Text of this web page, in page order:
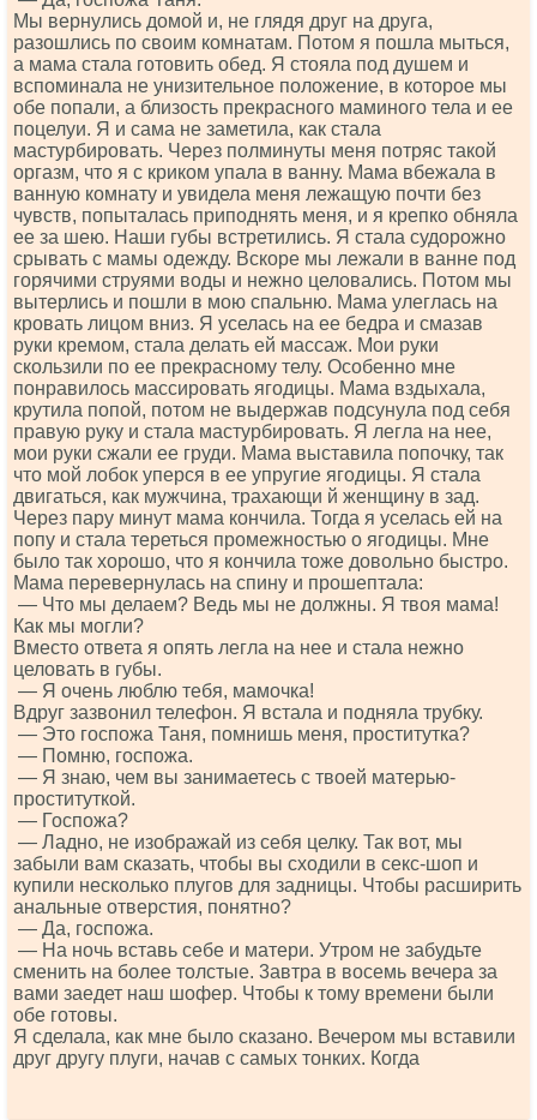
Мы вернулись домой и, не глядя друг на друга,
разошлись по своим комнатам. Потом я пошла мыться,
а мама стала готовить обед. Я стояла под душем и
вспоминала не унизительное положение, в которое мы
обе попали, а близость прекрасного маминого тела и ее
поцелуи. Я и сама не заметила, как стала
мастурбировать. Через полминуты меня потряс такой
оргазм, что я с криком упала в ванну. Мама вбежала в
ванную комнату и увидела меня лежащую почти без
чувств, попыталась приподнять меня, и я крепко обняла
ее за шею. Наши губы встретились. Я стала судорожно
срывать с мамы одежду. Вскоре мы лежали в ванне под
горячими струями воды и нежно целовались. Потом мы
вытерлись и пошли в мою спальню. Мама улеглась на
кровать лицом вниз. Я уселась на ее бедра и смазав
руки кремом, стала делать ей массаж. Мои руки
скользили по ее прекрасному телу. Особенно мне
понравилось массировать ягодицы. Мама вздыхала,
крутила попой, потом не выдержав подсунула под себя
правую руку и стала мастурбировать. Я легла на нее,
мои руки сжали ее груди. Мама выставила попочку, так
что мой лобок уперся в ее упругие ягодицы. Я стала
двигаться, как мужчина, трахающи й женщину в зад.
Через пару минут мама кончила. Тогда я уселась ей на
попу и стала тереться промежностью о ягодицы. Мне
было так хорошо, что я кончила тоже довольно быстро.
Мама перевернулась на спину и прошептала:
— Что мы делаем? Ведь мы не должны. Я твоя мама!
Как мы могли?
Вместо ответа я опять легла на нее и стала нежно
целовать в губы.
— Я очень люблю тебя, мамочка!
Вдруг зазвонил телефон. Я встала и подняла трубку.
— Это госпожа Таня, помнишь меня, проститутка?
— Помню, госпожа.
— Я знаю, чем вы занимаетесь с твоей матерью-
проституткой.
— Госпожа?
— Ладно, не изображай из себя целку. Так вот, мы
забыли вам сказать, чтобы вы сходили в секс-шоп и
купили несколько плугов для задницы. Чтобы расширить
анальные отверстия, понятно?
— Да, госпожа.
— На ночь вставь себе и матери. Утром не забудьте
сменить на более толстые. 3автра в восемь вечера за
вами заедет наш шофер. Чтобы к тому времени были
обе готовы.
Я сделала, как мне было сказано. Вечером мы вставили
друг другу плуги, начав с самых тонких. Когда